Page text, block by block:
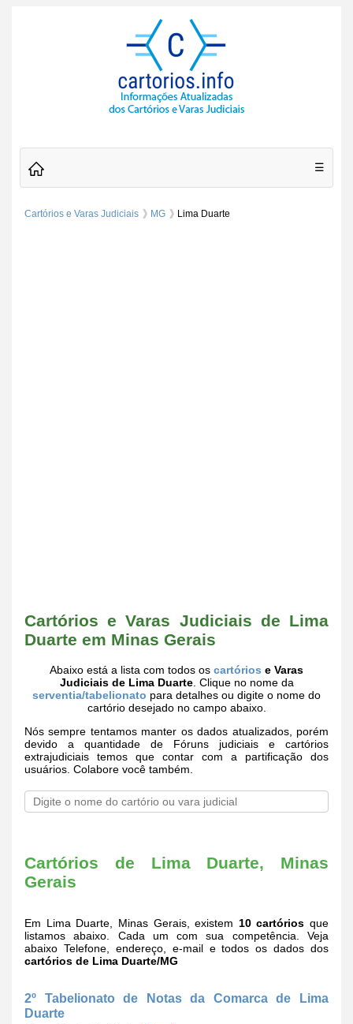
☰
Cartórios e Varas Judiciais MG Lima Duarte
Cartórios e Varas Judiciais de Lima
Duarte em Minas Gerais
Abaixo está a lista com todos os cartórios e Varas
Judiciais de Lima Duarte. Clique no nome da
serventia/tabelionato para detalhes ou digite o nome do
cartório desejado no campo abaixo.
Nós sempre tentamos manter os dados atualizados, porém
devido a quantidade de Fóruns judiciais e cartórios
extrajudiciais temos que contar com a partificação dos
usuários. Colabore você também.
Cartórios de Lima Duarte, Minas
Gerais
Em Lima Duarte, Minas Gerais, existem 10 cartórios que
listamos abaixo. Cada um com sua competência. Veja
abaixo Telefone, endereço, e-mail e todos os dados dos
cartórios de Lima Duarte/MG
2º Tabelionato de Notas da Comarca de Lima
Duarte